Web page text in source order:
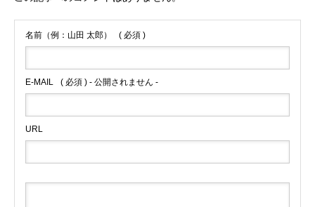
名前（例：山田 太郎） ( 必須 )
E-MAIL ( 必須 ) - 公開されません -
URL